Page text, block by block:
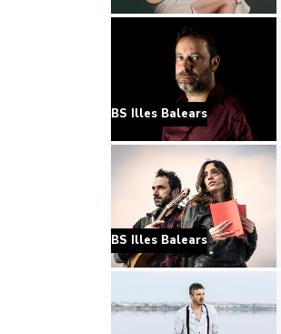
BS Illes Balears
BS Illes Balears